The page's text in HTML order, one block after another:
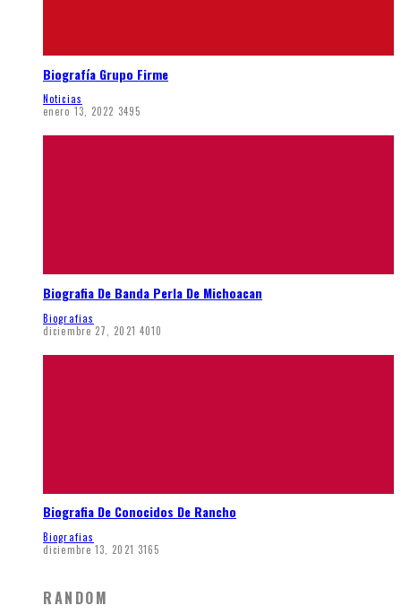
Biografía Grupo Firme
Noticias
enero 13, 2022 3495
Biografia De Banda Perla De Michoacan
Biografias
diciembre 27, 2021 4010
Biografia De Conocidos De Rancho
Biografias
diciembre 13, 2021 3165
RANDOM